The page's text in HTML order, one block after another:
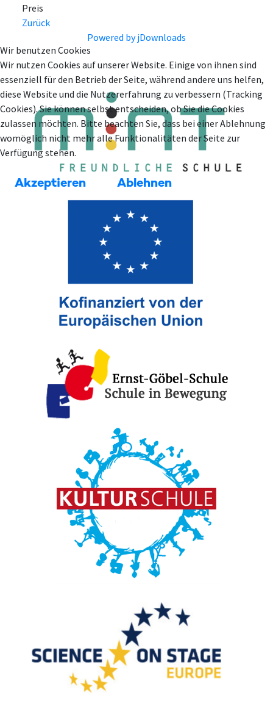
Preis
Zurück
Powered by jDownloads
Wir benutzen Cookies
Wir nutzen Cookies auf unserer Website. Einige von ihnen sind
essenziell für den Betrieb der Seite, während andere uns helfen,
diese Website und die Nutzererfahrung zu verbessern (Tracking
Cookies). Sie können selbst entscheiden, ob Sie die Cookies
zulassen möchten. Bitte beachten Sie, dass bei einer Ablehnung
womöglich nicht mehr alle Funktionalitäten der Seite zur
Verfügung stehen.
Akzeptieren Ablehnen